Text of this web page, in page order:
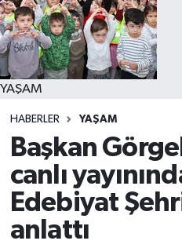
YAŞAM
HABERLER YAŞAM
Başkan
canlı
Edebiyat
anlattı
YAŞAM